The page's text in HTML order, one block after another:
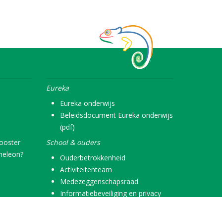
Eureka
Eureka onderwijs
Beleidsdocument Eureka onderwijs
(pdf)
School & ouders
Ouderbetrokkenheid
Activiteitenteam
Medezeggenschapsraad
Informatiebeveiliging en privacy